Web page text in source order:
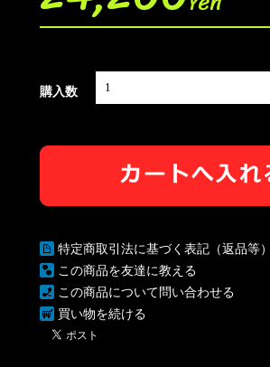
購入数
特定商取引法に基づく表記（返品等）
この商品を友達に教える
この商品について問い合わせる
買い物を続ける